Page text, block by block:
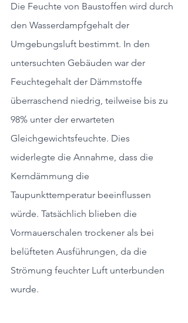
Die Feuchte von Baustoffen wird durch
den Wasserdampfgehalt der
Umgebungsluft bestimmt. In den
untersuchten Gebäuden war der
Feuchtegehalt der Dämmstoffe
überraschend niedrig, teilweise bis zu
98% unter der erwarteten
Gleichgewichtsfeuchte. Dies
widerlegte die Annahme, dass die
Kerndämmung die
Taupunkttemperatur beeinflussen
würde. Tatsächlich blieben die
Vormauerschalen trockener als bei
belüfteten Ausführungen, da die
Strömung feuchter Luft unterbunden
wurde.